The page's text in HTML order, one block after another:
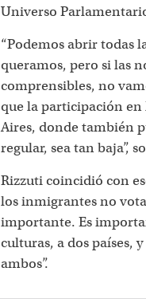
Universo
“Podemos abrir todas
queramos, pero si las
comprensibles, no
que la participación en
Aires, donde también
regular, sea tan baja”,
Rizzuti coincidió con
los inmigrantes no
importante. Es
culturas, a dos países,
ambos”.